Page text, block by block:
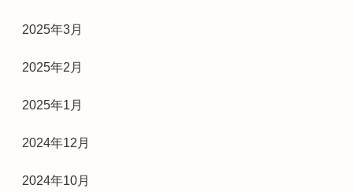
2025年3月
2025年2月
2025年1月
2024年12月
2024年10月